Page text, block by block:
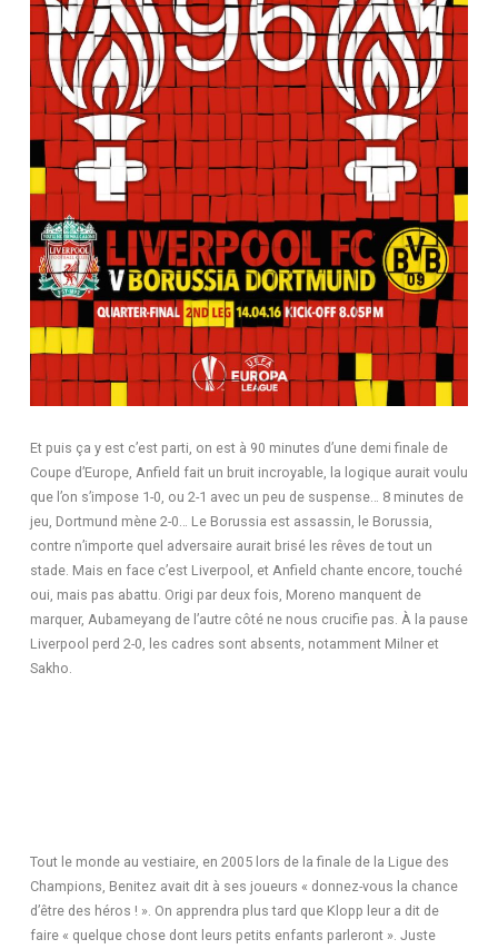
Et puis ça y est c’est parti, on est à 90 minutes d’une demi finale de
Coupe d’Europe, Anfield fait un bruit incroyable, la logique aurait voulu
que l’on s’impose 1-0, ou 2-1 avec un peu de suspense… 8 minutes de
jeu, Dortmund mène 2-0… Le Borussia est assassin, le Borussia,
contre n’importe quel adversaire aurait brisé les rêves de tout un
stade. Mais en face c’est Liverpool, et Anfield chante encore, touché
oui, mais pas abattu. Origi par deux fois, Moreno manquent de
marquer, Aubameyang de l’autre côté ne nous crucifie pas. À la pause
Liverpool perd 2-0, les cadres sont absents, notamment Milner et
Sakho.
Tout le monde au vestiaire, en 2005 lors de la finale de la Ligue des
Champions, Benitez avait dit à ses joueurs « donnez-vous la chance
d’être des héros ! ». On apprendra plus tard que Klopp leur a dit de
faire « quelque chose dont leurs petits enfants parleront ». Juste